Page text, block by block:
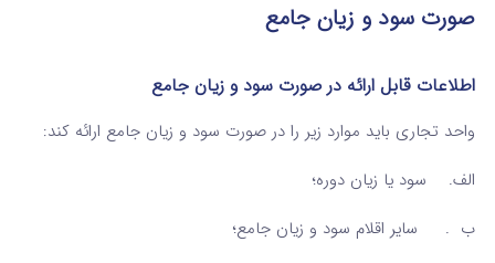
صورت سود و زیان جامع
اطلاعات قابل ارائه در صورت سود و زیان جامع
واحد تجاری باید موارد زیر را در صورت سود و زیان جامع ارائه کند:
الف. سود یا زیان دوره؛
ب . سایر اقلام سود و زیان جامع؛